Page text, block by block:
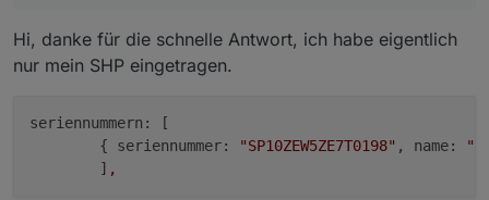
Hi, danke für die schnelle Antwort, ich habe eigentlich
nur mein SHP eingetragen.
seriennummern:
[
        {
seriennummer: "SP10ZEW5ZE7T0198" , name:
        ]
,